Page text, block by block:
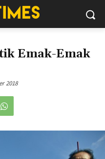
Emak-Emak
2018